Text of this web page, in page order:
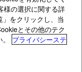
agrochemicals,
detergent
as excellent low
様の選択に関する詳
をクリックし、当
とその他のテク
プライバシーステ